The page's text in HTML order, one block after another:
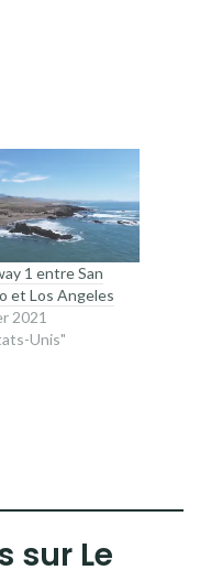
1 entre San
et Los Angeles
2021
Unis"
sur Le